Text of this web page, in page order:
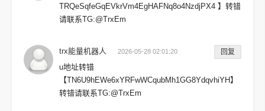
TRQeSqfeGqEVkrVm4EgHAFNq8o4NzdjPX4 】转错
请联系TG:@TrxEm
trx能量机器人 2026-05-28 02:01:20 回复
u地址转错
【TN6U9hEWe6xYRFwWCqubMh1GG8YdqvhiYH】
转错请联系TG:@TrxEm